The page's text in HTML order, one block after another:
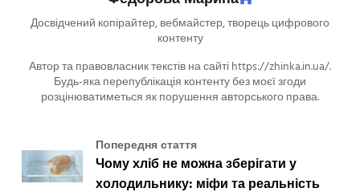
Досвідчений копірайтер, вебмайстер, творець цифрового
контенту
Автор та правовласник текстів на сайті https://zhinka.in.ua/.
Будь-яка перепублікація контенту без моєї згоди
розцінюватиметься як порушення авторського права.
Попередня стаття
Чому хліб не можна зберігати у
холодильнику: міфи та реальність